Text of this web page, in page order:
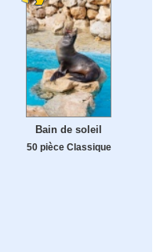
Bain de soleil
50 pièce Classique